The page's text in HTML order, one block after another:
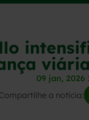
viária
09 jan, 2026
a notícia: